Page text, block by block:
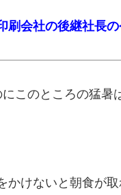
刷会社の後継社長
このところの猛暑
かけないと朝食が